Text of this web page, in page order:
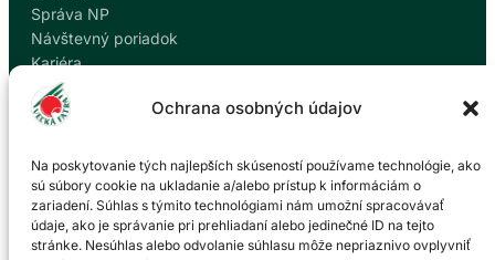
Ochrana osobných údajov
Na poskytovanie tých najlepších skúseností používame technológie, ako
sú súbory cookie na ukladanie a/alebo prístup k informáciám o
zariadení. Súhlas s týmito technológiami nám umožní spracovávať
údaje, ako je správanie pri prehliadaní alebo jedinečné ID na tejto
stránke. Nesúhlas alebo odvolanie súhlasu môže nepriaznivo ovplyvniť
Správa NP
Návštevný poriadok
Kariéra
Kontakty
Ochrana osobných údajov
Kontakt